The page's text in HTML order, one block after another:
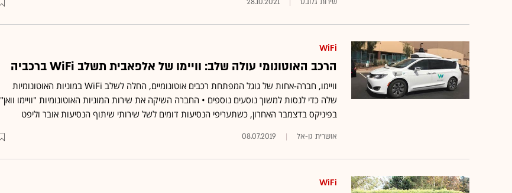
שירות גלובס 28.10.2021
WiFi
הרכב האוטונומי עולה שלב: וויימו של אלפאבית תשלב WiFi ברכביה
וויימו, חברה-אחות של גוגל המפתחת רכבים אוטונומיים, החלה לשלב WiFi במוניות האוטונומיות
שלה כדי לנסות למשוך נוסעים נוספים • החברה השיקה את שירות המוניות האוטונומיות "וויימו וואן"
בפיניקס בדצמבר האחרון, כשתעריפי הנסיעות דומים לשל שירותי שיתוף הנסיעות אובר וליפט
אושרית גן-אל 08.07.2019
WiFi